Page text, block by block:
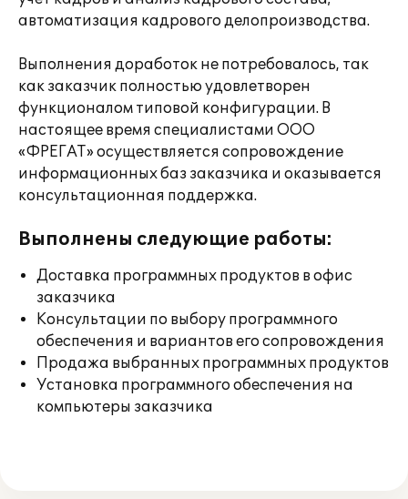
автоматизация кадрового делопроизводства.
Выполнения доработок не потребовалось, так
как заказчик полностью удовлетворен
функционалом типовой конфигурации. В
настоящее время специалистами ООО
«ФРЕГАТ» осуществляется сопровождение
информационных баз заказчика и оказывается
консультационная поддержка.
Выполнены следующие работы:
Доставка программных продуктов в офис
заказчика
Консультации по выбору программного
обеспечения и вариантов его сопровождения
Продажа выбранных программных продуктов
Установка программного обеспечения на
компьютеры заказчика